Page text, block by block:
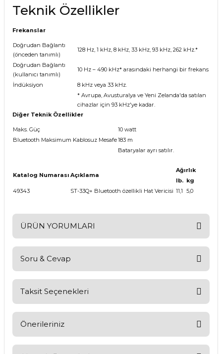
Teknik Özellikler
Frekanslar
Doğrudan Bağlantı
(önceden tanımlı)
128 Hz, 1 kHz, 8 kHz, 33 kHz, 93 kHz, 262 kHz.*
Doğrudan Bağlantı
(kullanıcı tanımlı)
10 Hz – 490 kHz* arasındaki herhangi bir frekans
İndüksiyon
8 kHz veya 33 kHz.
* Avrupa, Avusturalya ve Yeni Zelanda'da satılan
cihazlar için 93 kHz'ye kadar.
Diğer Teknik Özellikler
Maks. Güç
10 watt
Bluetooth Maksimum Kablosuz Mesafe183 m
Bataryalar ayrı satılır.
Katalog Numarası Açıklama
Ağırlık
lb. kg
49343
ST-33Q+ Bluetooth özellikli Hat Vericisi 11,1 5,0
ÜRÜN YORUMLARI
Bu ürüne ilk yorumu siz yapın!
Soru & Cevap
Ürün hakkında henüz soru sorulmamış.
Taksit Seçenekleri
Önerileriniz